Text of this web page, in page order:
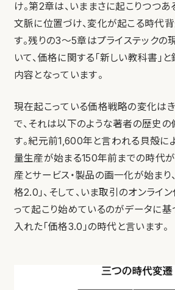
け。第2章は、いままさに起こりつつ
文脈に位置づけ、変化が起こる時代
す。残りの3〜5章はプライステックの
いて、価格に関する「新しい教科書」
内容となっています。
現在起こっている価格戦略の変化は
で、それは以下のような著者の歴史の
す。紀元前1,600年と言われる貝殻に
量生産が始まる150年前までの時代が
産とサービス・製品の画一化が始まり
格2.0」、そして、いま取引のオンライ
って起こり始めているのがデータに
入れた「価格3.0」の時代と言います。